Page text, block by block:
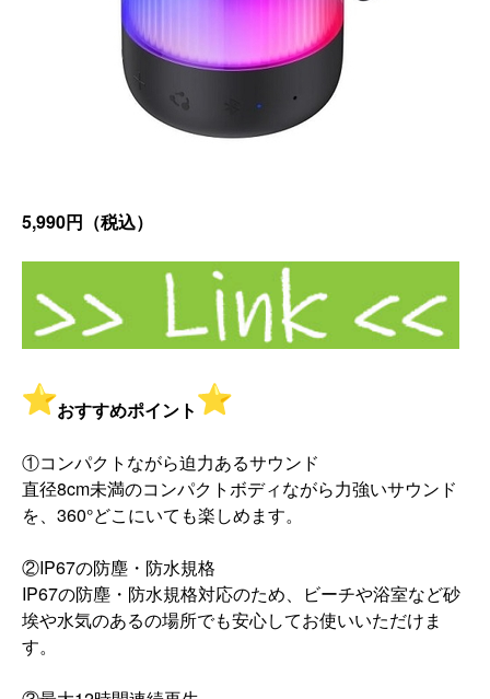
5,990円（税込）
おすすめポイント
①コンパクトながら迫力あるサウンド
直径8cm未満のコンパクトボディながら力強いサウンド
を、 360°どこにいても楽しめます。
②IP67の防塵・防水規格
IP67の防塵・防水規格対応のため、
ビーチや浴室など砂
埃や水気のあるの場所でも安心してお使いいただけま
す。